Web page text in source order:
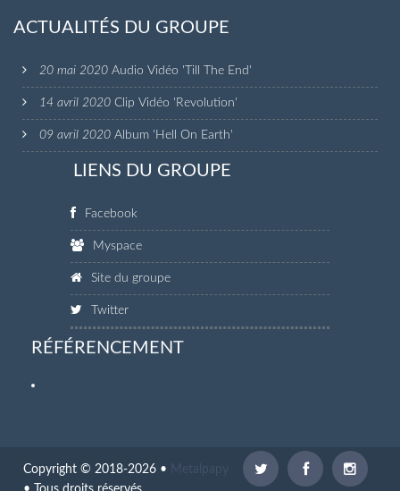
ACTUALITÉS DU GROUPE
20 mai 2020 Audio Vidéo 'Till The End'
14 avril 2020 Clip Vidéo 'Revolution'
09 avril 2020 Album 'Hell On Earth'
LIENS DU GROUPE
Facebook
Myspace
Site du groupe
Twitter
RÉFÉRENCEMENT
Copyright © 2018-2026 •
Metalpapy